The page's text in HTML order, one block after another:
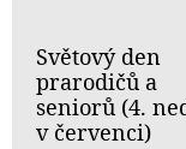
Světový den
prarodičů a
seniorů (4.
v červenci)